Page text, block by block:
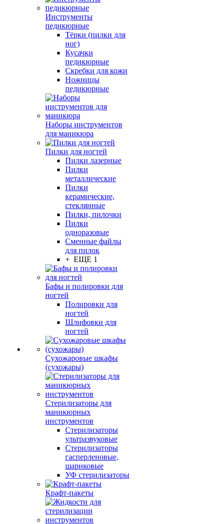
Инструменты
педикюрные
Тёрки (пилки для
ног)
Кусачки
педикюрные
Скребки для кожи
Ножницы
педикюрные
Наборы инструментов
для маникюра
Пилки для ногтей
Пилки лазерные
Пилки
металлические
Пилки
керамические,
стеклянные
Пилки, пилочки
Пилки
одноразовые
Сменные файлы
для пилок
+ ЕЩЕ 1
Бафы и полировки для
ногтей
Полировки для
ногтей
Шлифовки для
ногтей
Сухожаровые шкафы
(сухожары)
Стерилизаторы для
маникюрных
инструментов
Стерилизаторы
ультразвуковые
Стерилизаторы
гасперленовые,
шариковые
УФ стерилизаторы
Крафт-пакеты